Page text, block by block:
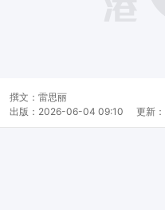
撰文： 雷思丽
出版： 2026-06-04 09:10 更新：